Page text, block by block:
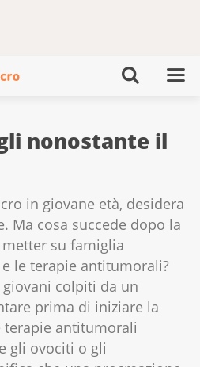
nonostante il
in giovane età, desidera
Ma cosa succede dopo la
su famiglia
le terapie antitumorali?
colpiti da un
prima di iniziare la
terapie antitumorali
gli ovociti o gli